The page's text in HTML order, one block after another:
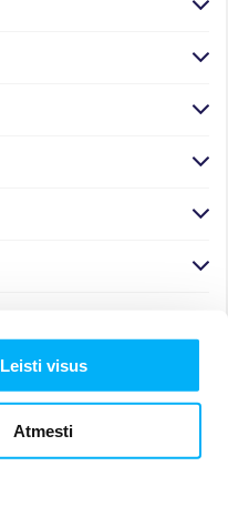
Leisti visus
Atmesti